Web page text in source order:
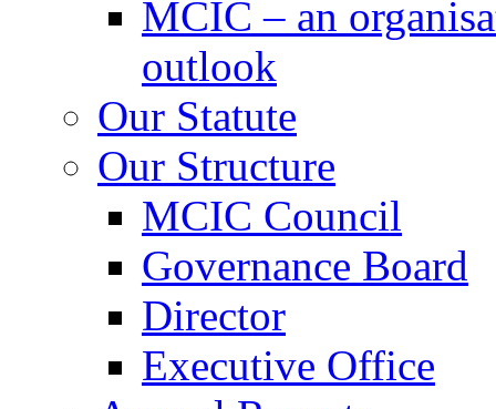
MCIC – an
outlook
Our Statute
Our Structure
MCIC Council
Governance Board
Director
Executive Office